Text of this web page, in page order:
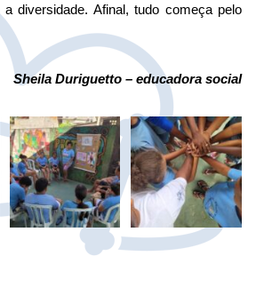
diversidade. Afinal, tudo começa pelo
Sheila Duriguetto – educadora social